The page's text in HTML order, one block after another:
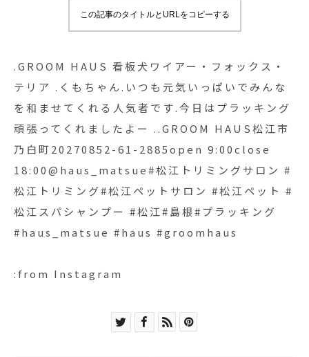
18:00@haus_matsue#松江トリミングサロン #松
#haus_matsue #haus #groomhaus
この記事のタイトルとURLをコピーする
.GROOM HAUS 看板犬ワイアー・フォックス・
テリア .くもちゃん️.いつも元気いっぱいでみんな
を和ませてくれる人気者です.今日はプラッキング
頑張ってくれましたよー ..GROOM HAUS松江市
乃白町20270852-61-2885open 9:00close
18:00@haus_matsue#松江トリミングサロン #
松江トリミング#松江ペットサロン #松江ペット #
松江スパシャンプー #松江#島根#プラッキング
#haus_matsue #haus #groomhaus
:from Instagram